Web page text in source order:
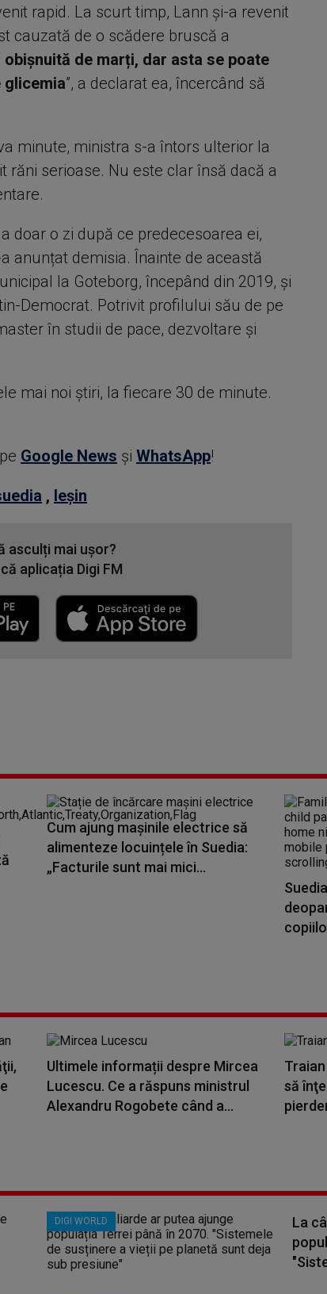
rapid. La scurt timp, Lann și-a revenit
cauzată de o scădere bruscă a
de marți, dar asta se poate
glicemia”, a declarat ea, încercând să
minute, ministra s-a întors ulterior la
răni serioase. Nu este clar însă dacă a
doar o zi după ce predecesoarea ei,
anunțat demisia. Înainte de această
la Goteborg, începând din 2019, și
Democrat. Potrivit profilului său de pe
în studii de pace, dezvoltare și
mai noi știri, la fiecare 30 de minute.
Google News şi WhatsApp!
, leșin
asculți mai ușor?
aplicația Digi FM
Cum ajung mașinile electrice să
alimenteze locuințele în Suedia:
„Facturile sunt mai mici...
Ultimele informații despre Mircea
Lucescu. Ce a răspuns ministrul
Alexandru Rogobete când a...
să
DIGI WORLD
La